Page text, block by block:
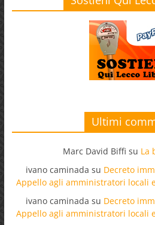
Ultimi
Marc David Biffi su La
ivano caminada su Decreto
Appello agli amministratori locali
ivano caminada su Decreto
Appello agli amministratori locali